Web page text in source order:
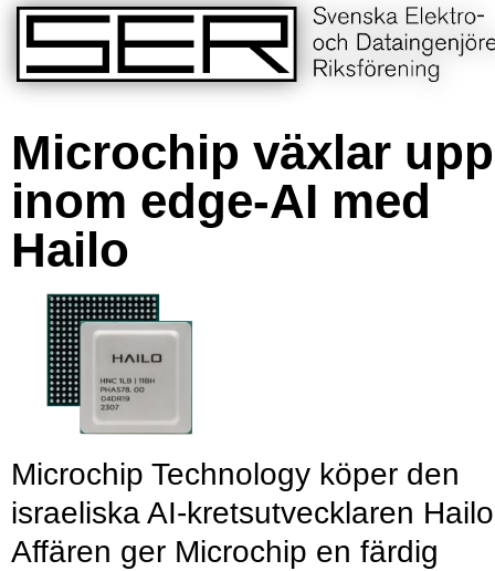
Microchip växlar upp
inom edge-AI med
Hailo
Microchip Technology köper den
israeliska AI-kretsutvecklaren
Affären ger Microchip en färdig